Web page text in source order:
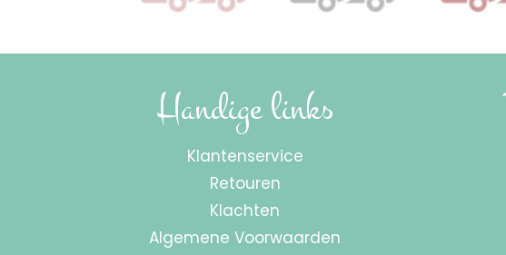
Handige links
Klantenservice
Retouren
Klachten
Algemene Voorwaarden